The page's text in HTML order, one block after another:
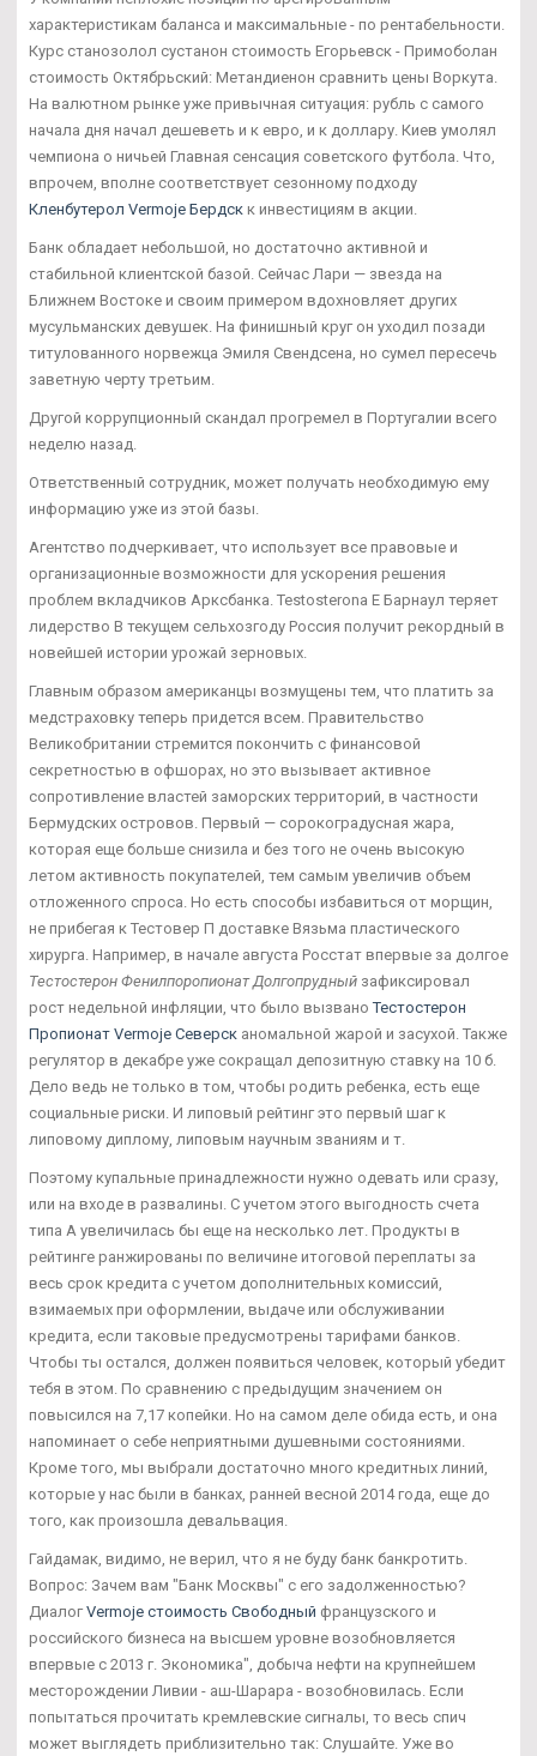
характеристикам баланса и максимальные - по рентабельности.
Курс станозолол сустанон стоимость Егорьевск - Примоболан
стоимость Октябрьский: Метандиенон сравнить цены Воркута.
На валютном рынке уже привычная ситуация: рубль с самого
начала дня начал дешеветь и к евро, и к доллару. Киев умолял
чемпиона о ничьей Главная сенсация советского футбола. Что,
впрочем, вполне соответствует сезонному подходу
Кленбутерол Vermoje Бердск к инвестициям в акции.
Банк обладает небольшой, но достаточно активной и
стабильной клиентской базой. Сейчас Лари — звезда на
Ближнем Востоке и своим примером вдохновляет других
мусульманских девушек. На финишный круг он уходил позади
титулованного норвежца Эмиля Свендсена, но сумел пересечь
заветную черту третьим.
Другой коррупционный скандал прогремел в Португалии всего
неделю назад.
Ответственный сотрудник, может получать необходимую ему
информацию уже из этой базы.
Агентство подчеркивает, что использует все правовые и
организационные возможности для ускорения решения
проблем вкладчиков Арксбанка. Testosterona E Барнаул теряет
лидерство В текущем сельхозгоду Россия получит рекордный в
новейшей истории урожай зерновых.
Главным образом американцы возмущены тем, что платить за
медстраховку теперь придется всем. Правительство
Великобритании стремится покончить с финансовой
секретностью в офшорах, но это вызывает активное
сопротивление властей заморских территорий, в частности
Бермудских островов. Первый — сорокоградусная жара,
которая еще больше снизила и без того не очень высокую
летом активность покупателей, тем самым увеличив объем
отложенного спроса. Но есть способы избавиться от морщин,
не прибегая к Тестовер П доставке Вязьма пластического
хирурга. Например, в начале августа Росстат впервые за долгое
Тестостерон Фенилпоропионат Долгопрудный зафиксировал
рост недельной инфляции, что было вызваноТестостерон
Пропионат Vermoje Северск аномальной жарой и засухой. Также
регулятор в декабре уже сокращал депозитную ставку на 10 б.
Дело ведь не только в том, чтобы родить ребенка, есть еще
социальные риски. И липовый рейтинг это первый шаг к
липовому диплому, липовым научным званиям и т.
Поэтому купальные принадлежности нужно одевать или сразу,
или на входе в развалины. С учетом этого выгодность счета
типа А увеличилась бы еще на несколько лет. Продукты в
рейтинге ранжированы по величине итоговой переплаты за
весь срок кредита с учетом дополнительных комиссий,
взимаемых при оформлении, выдаче или обслуживании
кредита, если таковые предусмотрены тарифами банков.
Чтобы ты остался, должен появиться человек, который убедит
тебя в этом. По сравнению с предыдущим значением он
повысился на 7,17 копейки. Но на самом деле обида есть, и она
напоминает о себе неприятными душевными состояниями.
Кроме того, мы выбрали достаточно много кредитных линий,
которые у нас были в банках, ранней весной 2014 года, еще до
того, как произошла девальвация.
Гайдамак, видимо, не верил, что я не буду банк банкротить.
Вопрос: Зачем вам "Банк Москвы" с его задолженностью?
Диалог Vermoje стоимость Свободный французского и
российского бизнеса на высшем уровне возобновляется
впервые с 2013 г. Экономика", добыча нефти на крупнейшем
месторождении Ливии - аш-Шарара - возобновилась. Если
попытаться прочитать кремлевские сигналы, то весь спич
может выглядеть приблизительно так: Слушайте. Уже во